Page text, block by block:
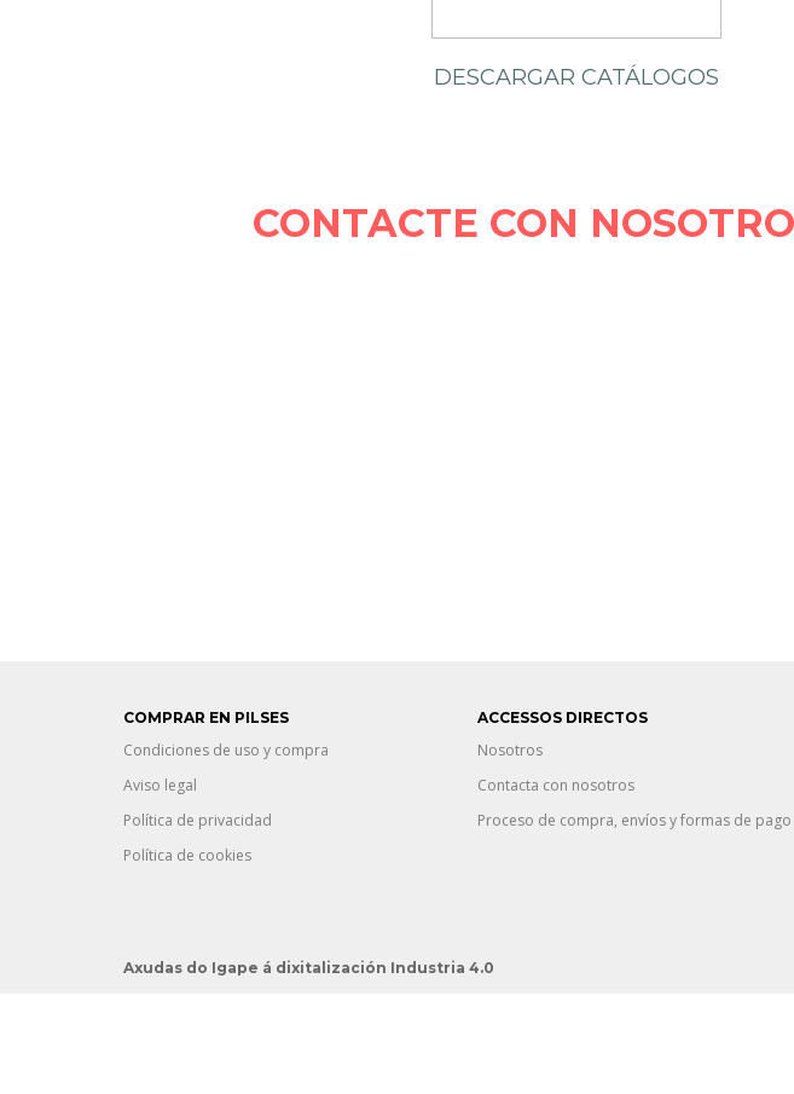
DESCARGAR CATÁLOGOS
CONTACTE CON
COMPRAR EN PILSES
Condiciones de uso y compra
Aviso legal
Política de privacidad
Política de cookies
ACCESSOS DIRECTOS
Nosotros
Contacta con nosotros
Proceso de compra, envíos y formas de pago
Axudas do Igape á dixitalización Industria 4.0